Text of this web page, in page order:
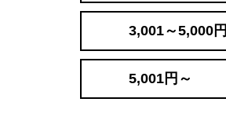
3,001～5,000円
5,001円～